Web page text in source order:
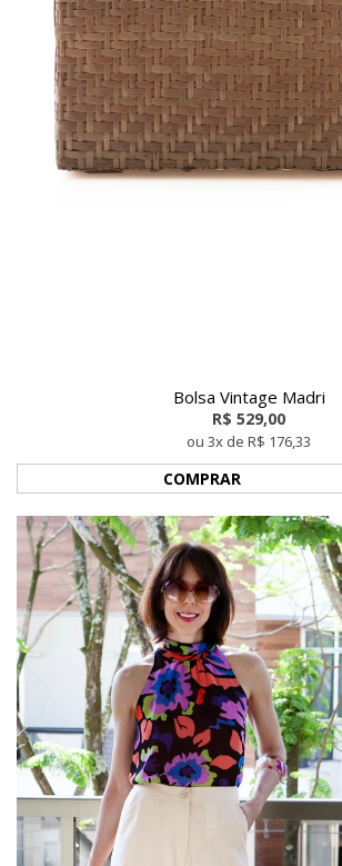
Bolsa Vintage Madri
R$ 529,00
ou 3x de R$ 176,33
COMPRAR